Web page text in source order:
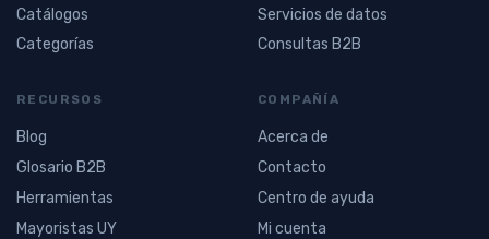
Catálogos
Categorías
Servicios de datos
Consultas B2B
RECURSOS
Blog
Glosario B2B
Herramientas
Mayoristas UY
COMPAÑÍA
Acerca de
Contacto
Centro de ayuda
Mi cuenta